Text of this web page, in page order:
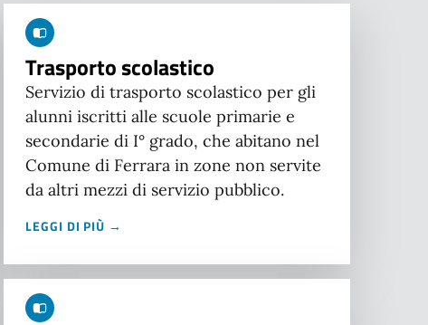
Trasporto scolastico
Servizio di trasporto scolastico per gli
alunni iscritti alle scuole primarie e
secondarie di I° grado, che abitano nel
Comune di Ferrara in zone non servite
da altri mezzi di servizio pubblico.
LEGGI DI PIÙ →